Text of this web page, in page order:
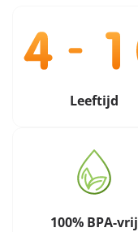
Leeftijd
100% BPA-vrij